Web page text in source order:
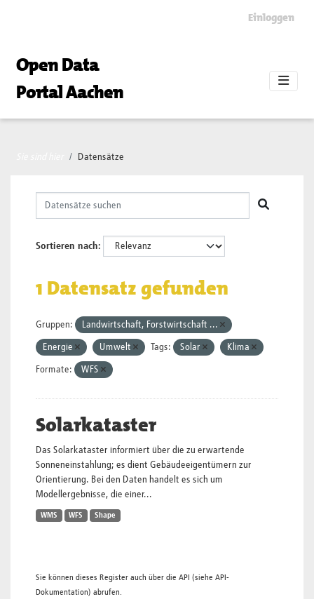
Einloggen
Open Data
Portal Aachen
Datensätze
Sortieren nach
1 Datensatz gefunden
Gruppen: Landwirtschaft, Forstwirtschaft ...
Energie Umwelt Tags: Solar Klima
Formate: WFS
Solarkataster
Das Solarkataster informiert über die zu erwartende
Sonneneinstahlung; es dient Gebäudeeigentümern zur
Orientierung. Bei den Daten handelt es sich um
Modellergebnisse, die einer...
WMS WFS Shape
Sie können dieses Register auch über die API (siehe API-
Dokumentation) abrufen.